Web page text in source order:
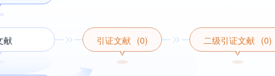
献 引证文献 (0) 二级引证文献 (0)